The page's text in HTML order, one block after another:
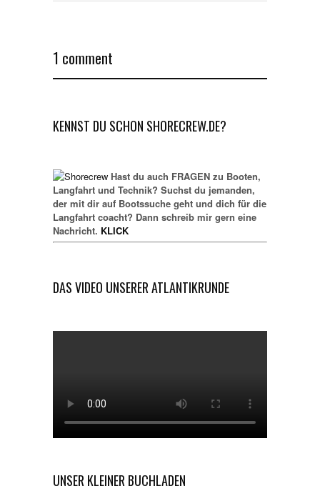
1 comment
KENNST DU SCHON SHORECREW.DE?
Hast du auch FRAGEN zu Booten,
Langfahrt und Technik? Suchst du jemanden,
der mit dir auf Bootssuche geht und dich für die
Langfahrt coacht? Dann schreib mir gern eine
Nachricht. KLICK
DAS VIDEO UNSERER ATLANTIKRUNDE
UNSER KLEINER BUCHLADEN